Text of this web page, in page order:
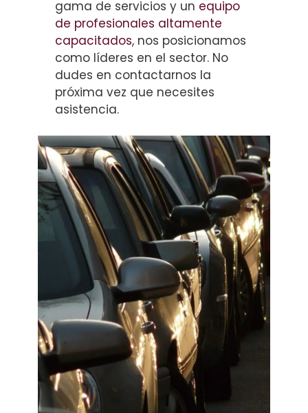
gama de servicios y un equipo
de profesionales altamente
capacitados, nos posicionamos
como líderes en el sector. No
dudes en contactarnos la
próxima vez que necesites
asistencia.